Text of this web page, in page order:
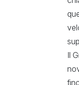
Il